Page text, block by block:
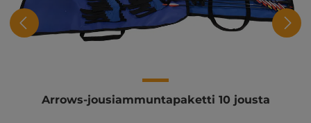
Arrows-jousiammuntapaketti 10 jousta